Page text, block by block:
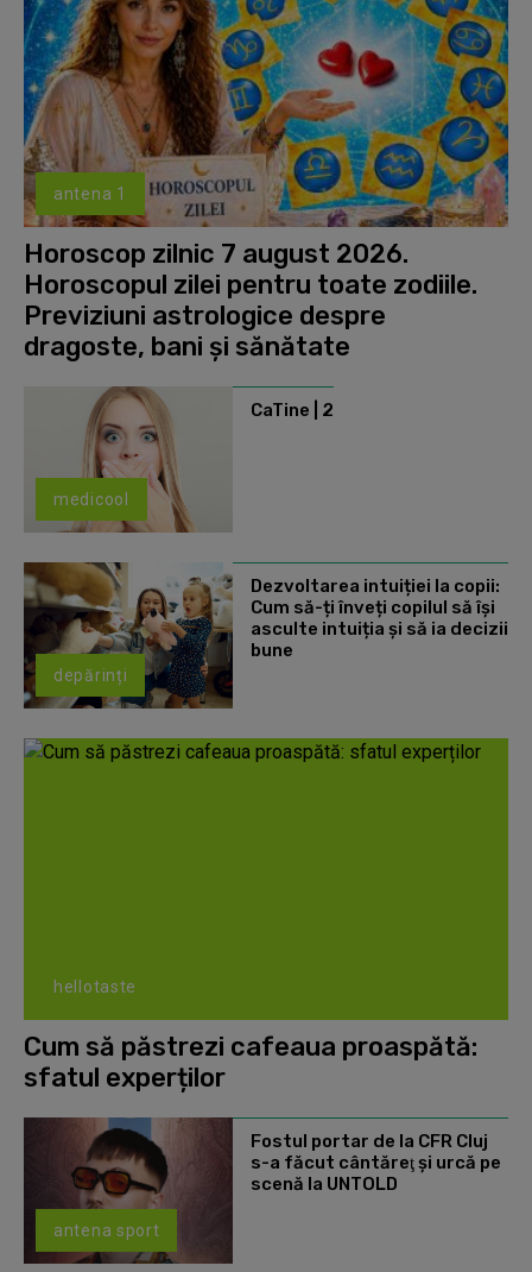
antena 1
Horoscop zilnic 7 august 2026.
Horoscopul zilei pentru toate zodiile.
Previziuni astrologice despre
dragoste, bani și sănătate
medicool
CaTine | 2
depărinți
Dezvoltarea intuiției la copii:
Cum să-ți înveți copilul să își
asculte intuiția și să ia decizii
bune
hellotaste
Cum să păstrezi cafeaua proaspătă:
sfatul experților
antena sport
Fostul portar de la CFR Cluj
s-a făcut cântăreţ şi urcă pe
scenă la UNTOLD